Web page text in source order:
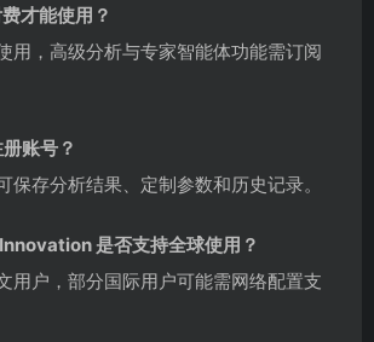
才能使用？
用，高级分析与专家智能体功能需订阅
账号？
保存分析结果、定制参数和历史记录。
是否支持全球使用？
用户，部分国际用户可能需网络配置支